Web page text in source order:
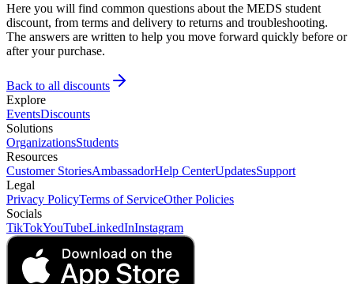
Here you will find common questions about the MEDS student
discount, from terms and delivery to returns and troubleshooting.
The answers are written to help you move forward quickly before or
after your purchase.
Back to all discounts
Explore
EventsDiscounts
Solutions
OrganizationsStudents
Resources
Customer StoriesAmbassadorHelp CenterUpdatesSupport
Legal
Privacy PolicyTerms of ServiceOther Policies
Socials
TikTokYouTubeLinkedInInstagram